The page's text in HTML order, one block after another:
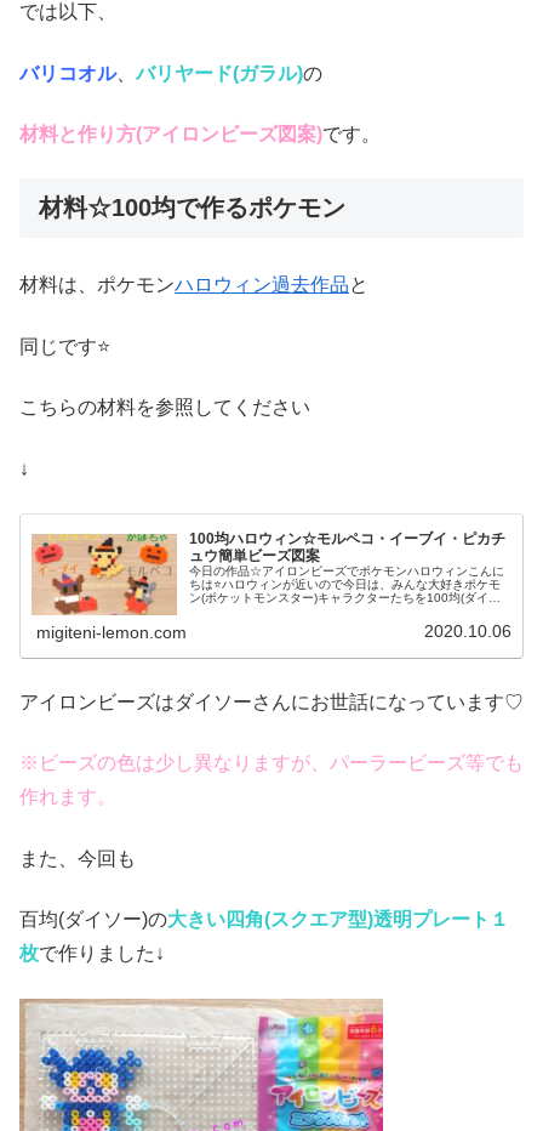
では以下、
バリコオル、バリヤード(ガラル)の
材料と作り方(アイロンビーズ図案)です。
材料☆100均で作るポケモン
材料は、ポケモンハロウィン過去作品と
同じです⭐
こちらの材料を参照してください
↓
100均ハロウィン☆モルペコ・イーブイ・ピカチ
ュウ簡単ビーズ図案
今日の作品☆アイロンビーズでポケモンハロウィンこんに
ちは⭐ハロウィンが近いので今日は、みんな大好きポケモ
ン(ポケットモンスター)キャラクターたちを100均(ダイソ
migiteni-lemon.com 2020.10.06
アイロンビーズはダイソーさんにお世話になっています♡
※ビーズの色は少し異なりますが、パーラービーズ等でも
作れます。
また、今回も
百均(ダイソー)の大きい四角(スクエア型)透明プレート１
枚で作りました↓